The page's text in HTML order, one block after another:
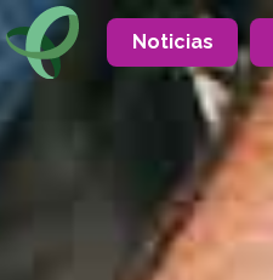
Noticias